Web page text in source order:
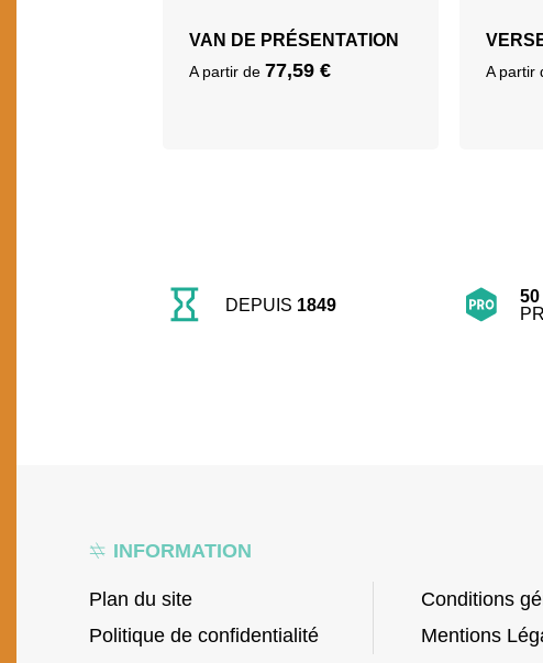
VAN DE PRÉSENTATION
A partir de 77,59 € A partir
DEPUIS 1849
INFORMATION
Plan du site
Politique de confidentialité
Conditions
Mentions